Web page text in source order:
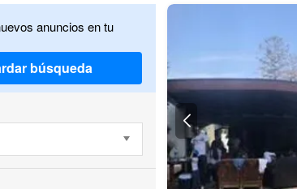
anuncios en tu
búsqueda